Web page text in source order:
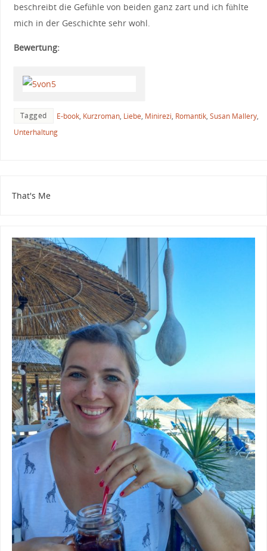
beschreibt die Gefühle von beiden ganz zart und ich fühlte
mich in der Geschichte sehr wohl.
Bewertung:
Tagged E-book, Kurzroman, Liebe, Minirezi, Romantik, Susan Mallery,
Unterhaltung
That's Me